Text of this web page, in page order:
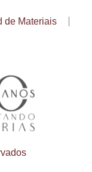
de Materiais